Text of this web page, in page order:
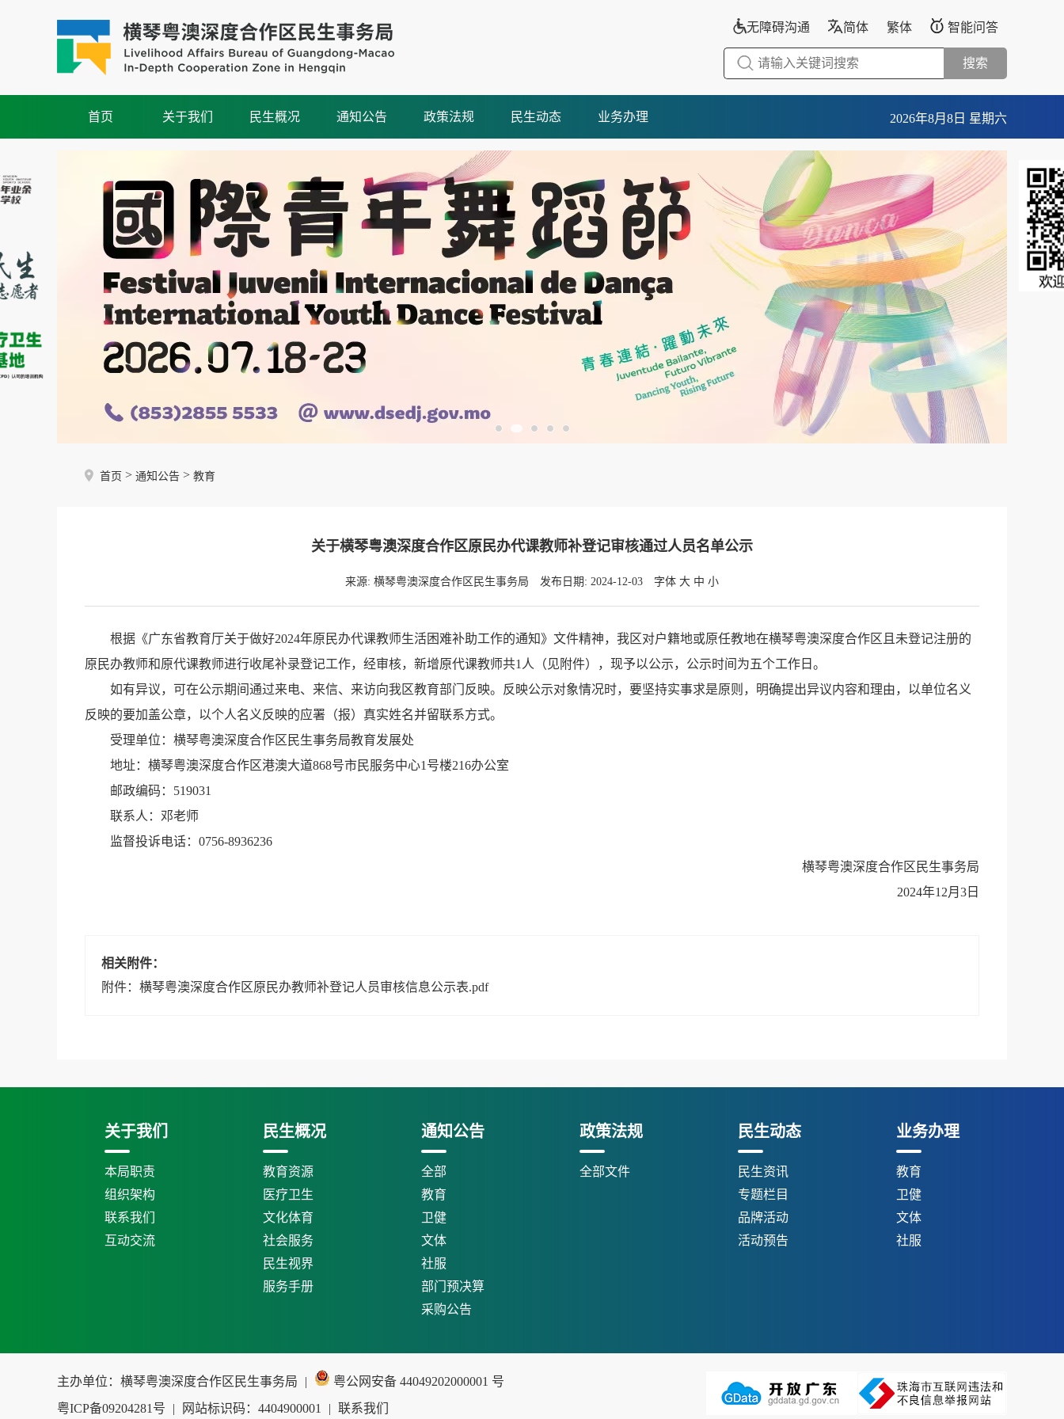
无障碍沟通 简体 繁体 智能问答
搜索
首页 关于我们 民生概况 通知公告 政策法规 民生动态 业务办理 2026年8月8日 星期六
首页 > 通知公告 > 教育
关于横琴粤澳深度合作区原民办代课教师补登记审核通过人员名单公示
来源: 横琴粤澳深度合作区民生事务局 发布日期: 2024-12-03 字体 大 中 小
根据《广东省教育厅关于做好2024年原民办代课教师生活困难补助工作的通知》文件精神，我区对户籍地或原任教地在横琴粤澳深度合作区且未登记注册的
原民办教师和原代课教师进行收尾补录登记工作，经审核，新增原代课教师共1人（见附件），现予以公示，公示时间为五个工作日。
如有异议，可在公示期间通过来电、来信、来访向我区教育部门反映。反映公示对象情况时，要坚持实事求是原则，明确提出异议内容和理由，以单位名义
反映的要加盖公章，以个人名义反映的应署（报）真实姓名并留联系方式。
受理单位：横琴粤澳深度合作区民生事务局教育发展处
地址：横琴粤澳深度合作区港澳大道868号市民服务中心1号楼216办公室
邮政编码：519031
联系人：邓老师
监督投诉电话：0756-8936236
横琴粤澳深度合作区民生事务局
2024年12月3日
相关附件：
附件：横琴粤澳深度合作区原民办教师补登记人员审核信息公示表.pdf
关于我们
本局职责
组织架构
联系我们
互动交流
民生概况
教育资源
医疗卫生
文化体育
社会服务
民生视界
服务手册
通知公告
全部
教育
卫健
文体
社服
部门预决算
采购公告
政策法规
全部文件
民生动态
民生资讯
专题栏目
品牌活动
活动预告
业务办理
教育
卫健
文体
社服
主办单位：横琴粤澳深度合作区民生事务局 |
粤公网安备 44049202000001 号
粤ICP备09204281号
| 网站标识码：4404900001 | 联系我们